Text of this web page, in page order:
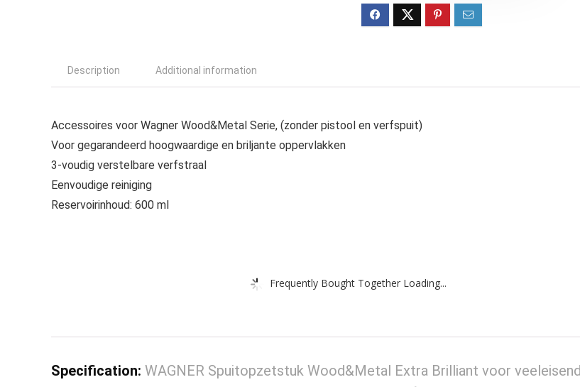
Description Additional information
Accessoires voor Wagner Wood&Metal Serie, (zonder pistool en verfspuit)
Voor gegarandeerd hoogwaardige en briljante oppervlakken
3-voudig verstelbare verfstraal
Eenvoudige reiniging
Reservoirinhoud: 600 ml
Frequently Bought Together Loading...
Specification: WAGNER Spuitopzetstuk Wood&Metal Extra Brilliant voor